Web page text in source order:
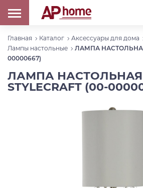
Главная Каталог Аксессуары для дома
Лампы настольные
ЛАМПА НАСТОЛЬНАЯ
00000667)
ЛАМПА НАСТОЛЬНАЯ
STYLECRAFT (00-